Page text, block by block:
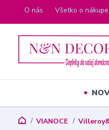
O nás Všetko o nákupe
VIANOCE